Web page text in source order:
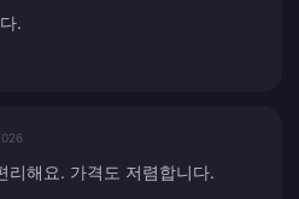
.
리해요. 가격도 저렴합니다.